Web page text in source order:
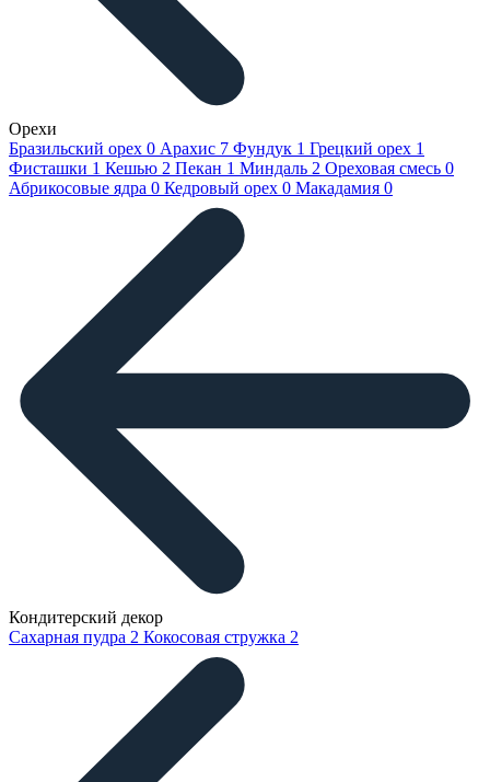
Орехи
Бразильский орех 0 Арахис 7 Фундук 1 Грецкий орех 1
Фисташки 1 Кешью 2 Пекан 1 Миндаль 2 Ореховая смесь 0
Абрикосовые ядра 0 Кедровый орех 0 Макадамия 0
Кондитерский декор
Сахарная пудра 2 Кокосовая стружка 2